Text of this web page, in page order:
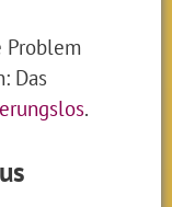
Problem
Das
.